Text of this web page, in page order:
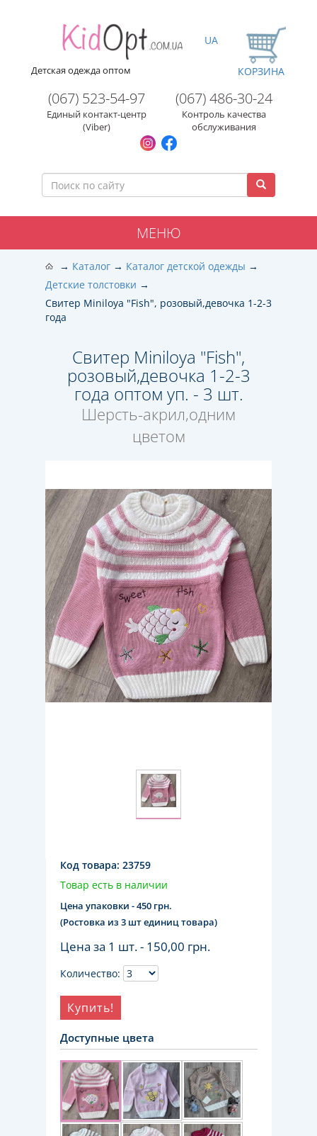
Детская одежда оптом
(067) 523-54-97
Единый контакт-центр
(Viber)
(067) 486-30-24
Контроль качества
обслуживания
UA
КОРЗИНА
МЕНЮ
Каталог
Каталог детской одежды
Детские толстовки
Свитер Miniloya "Fish", розовый,девочка 1-2-3
года
Свитер Miniloya "Fish",
розовый,девочка 1-2-3
года оптом уп. - 3 шт.
Шерсть-акрил,одним
цветом
Код товара: 23759
Товар есть в наличии
Цена упаковки - 450 грн.
(Ростовка из 3 шт единиц товара)
Цена за 1 шт. - 150,00 грн.
Количество:
Купить!
Доступные цвета